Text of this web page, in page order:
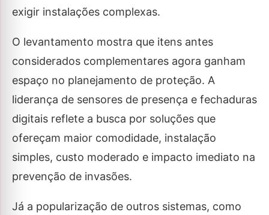
exigir instalações complexas.
O levantamento mostra que itens antes
considerados complementares agora ganham
espaço no planejamento de proteção. A
liderança de sensores de presença e fechaduras
digitais reflete a busca por soluções que
ofereçam maior comodidade, instalação
simples, custo moderado e impacto imediato na
prevenção de invasões.
Já a popularização de outros sistemas, como